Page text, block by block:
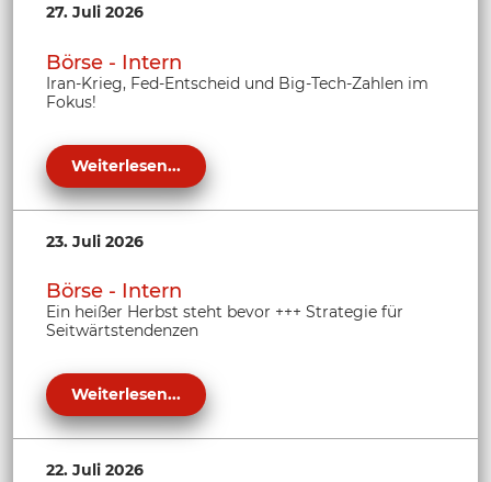
27. Juli 2026
Börse - Intern
Iran-Krieg, Fed-Entscheid und Big-Tech-Zahlen im
Fokus!
Weiterlesen...
23. Juli 2026
Börse - Intern
Ein heißer Herbst steht bevor +++ Strategie für
Seitwärtstendenzen
Weiterlesen...
22. Juli 2026